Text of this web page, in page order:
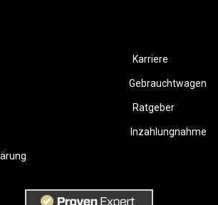
Karriere
Gebrauchtwagen
Ratgeber
Inzahlungnahme